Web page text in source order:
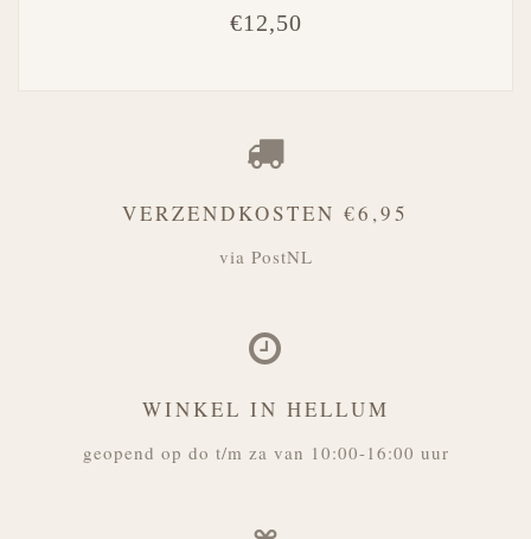
€12,50
VERZENDKOSTEN €6,95
via PostNL
WINKEL IN HELLUM
geopend op do t/m za van 10:00-16:00 uur